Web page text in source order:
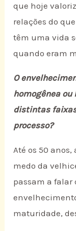
que hoje
relações do
têm uma vida
quando eram
O
homogênea
distintas
processo?
Até os 50
medo da
passam a falar
maturidade,